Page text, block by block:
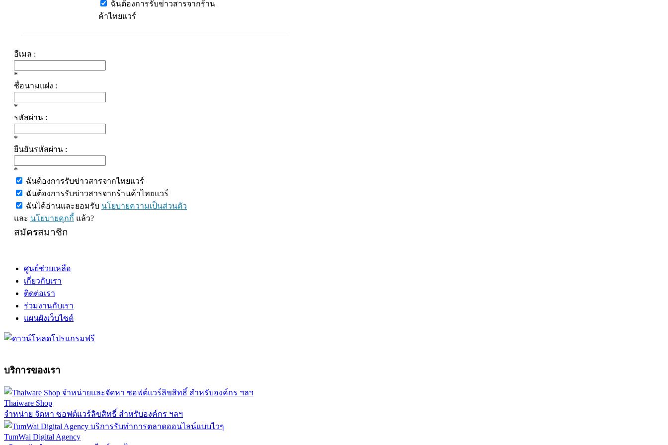
ฉันต้องการรับข่าวสารจากร้าน
ค้าไทยแวร์
อีเมล :
*
ชื่อนามแฝง :
*
รหัสผ่าน :
*
ยืนยันรหัสผ่าน :
*
ฉันต้องการรับข่าวสารจากไทยแวร์
ฉันต้องการรับข่าวสารจากร้านค้าไทยแวร์
ฉันได้อ่านและยอมรับ นโยบายความเป็นส่วนตัว
และ นโยบายคุกกี้ แล้ว?
สมัครสมาชิก
ศูนย์ช่วยเหลือ
เกี่ยวกับเรา
ติดต่อเรา
ร่วมงานกับเรา
แผนผังเว็บไซต์
บริการของเรา
Thaiware Shop
จำหน่าย จัดหา ซอฟต์แวร์ลิขสิทธิ์ สำหรับองค์กร ฯลฯ
TumWai Digital Agency